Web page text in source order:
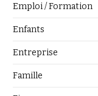
Emploi / Formation
Enfants
Entreprise
Famille